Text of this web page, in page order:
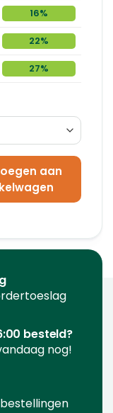
16%
22%
27%
cm x 250 m)
aan
besteld?
nog!